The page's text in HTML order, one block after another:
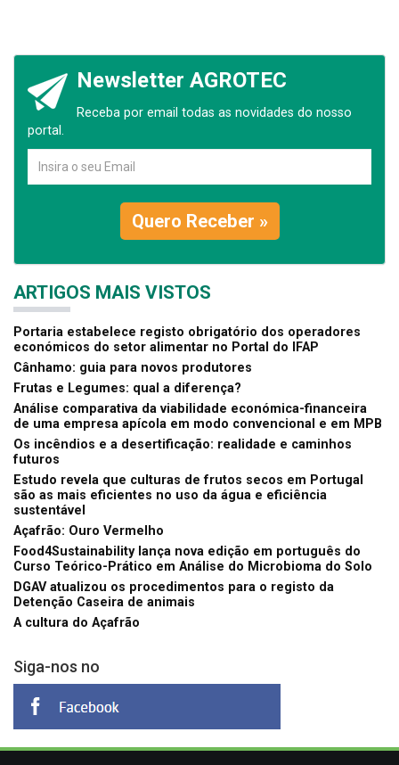
Newsletter AGROTEC
Receba por email todas as novidades do nosso
portal.
Quero Receber »
ARTIGOS MAIS VISTOS
Portaria estabelece registo obrigatório dos operadores
económicos do setor alimentar no Portal do IFAP
Cânhamo: guia para novos produtores
Frutas e Legumes: qual a diferença?
Análise comparativa da viabilidade económica-financeira
de uma empresa apícola em modo convencional e em MPB
Os incêndios e a desertificação: realidade e caminhos
futuros
Estudo revela que culturas de frutos secos em Portugal
são as mais eficientes no uso da água e eficiência
sustentável
Açafrão: Ouro Vermelho
Food4Sustainability lança nova edição em português do
Curso Teórico-Prático em Análise do Microbioma do Solo
DGAV atualizou os procedimentos para o registo da
Detenção Caseira de animais
A cultura do Açafrão
Siga-nos no